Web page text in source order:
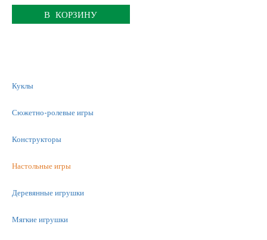
В КОРЗИНУ
Куклы
Сюжетно-ролевые игры
Конструкторы
Настольные игры
Деревянные игрушки
Мягкие игрушки